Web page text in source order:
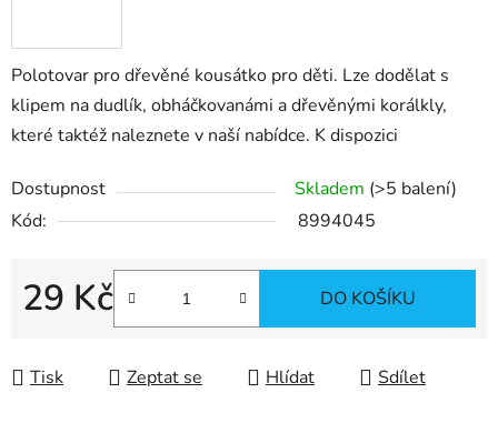
Polotovar pro dřevěné kousátko pro děti. Lze dodělat s
klipem na dudlík, obháčkovanámi a dřevěnými korálkly,
které taktéž naleznete v naší nabídce. K dispozici
Dostupnost Skladem (>5 balení)
Kód:
8994045
29 Kč
Měrná cena:
DO KOŠÍKU
Tisk Zeptat se Hlídat Sdílet